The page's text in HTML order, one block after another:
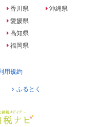
香川県
愛媛県
高知県
福岡県
沖縄県
用規約
ふるとく